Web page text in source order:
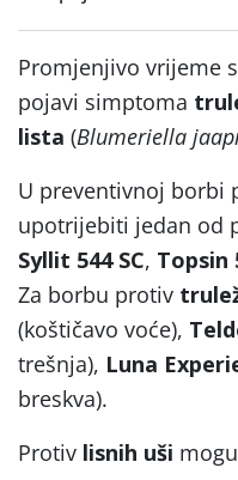
Promjenjivo vrijeme
pojavi simptoma
lista (Blumeriella
U preventivnoj borbi
upotrijebiti jedan od
Syllit 544 SC, Topsin
Za borbu protiv
(koštičavo voće),
trešnja), Luna
breskva).
Protiv lisnih uši